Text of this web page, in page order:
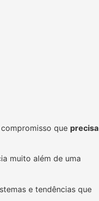
que precisa
muito além de uma
e tendências que